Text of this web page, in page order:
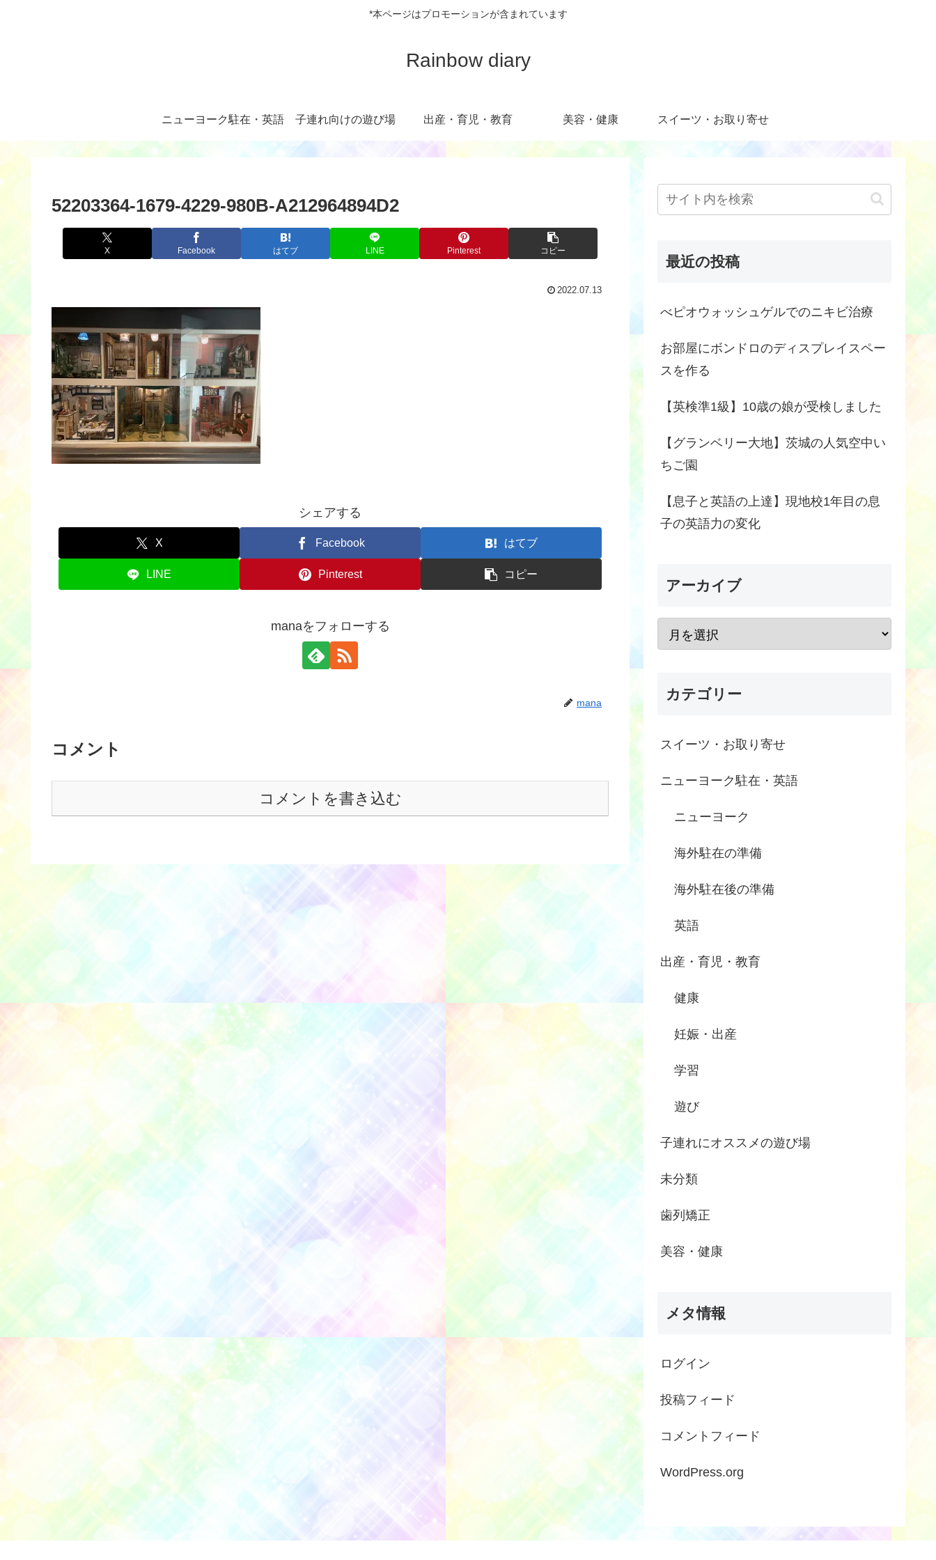
*本ページはプロモーションが含まれています
Rainbow diary
ニューヨーク駐在・英語 子連れ向けの遊び場 出産・育児・教育 美容・健康 スイーツ・お取り寄せ
52203364-1679-4229-980B-A212964894D2
X Facebook はてブ LINE Pinterest コピー
2022.07.13
シェアする
X Facebook はてブ
LINE Pinterest コピー
manaをフォローする
mana
コメント
コメントを書き込む
最近の投稿
べピオウォッシュゲルでのニキビ治療
お部屋にボンドロのディスプレイスペー
スを作る
【英検準1級】10歳の娘が受検しました
【グランベリー大地】茨城の人気空中い
ちご園
【息子と英語の上達】現地校1年目の息
子の英語力の変化
アーカイブ
カテゴリー
スイーツ・お取り寄せ
ニューヨーク駐在・英語
ニューヨーク
海外駐在の準備
海外駐在後の準備
英語
出産・育児・教育
健康
妊娠・出産
学習
遊び
子連れにオススメの遊び場
未分類
歯列矯正
美容・健康
メタ情報
ログイン
投稿フィード
コメントフィード
WordPress.org